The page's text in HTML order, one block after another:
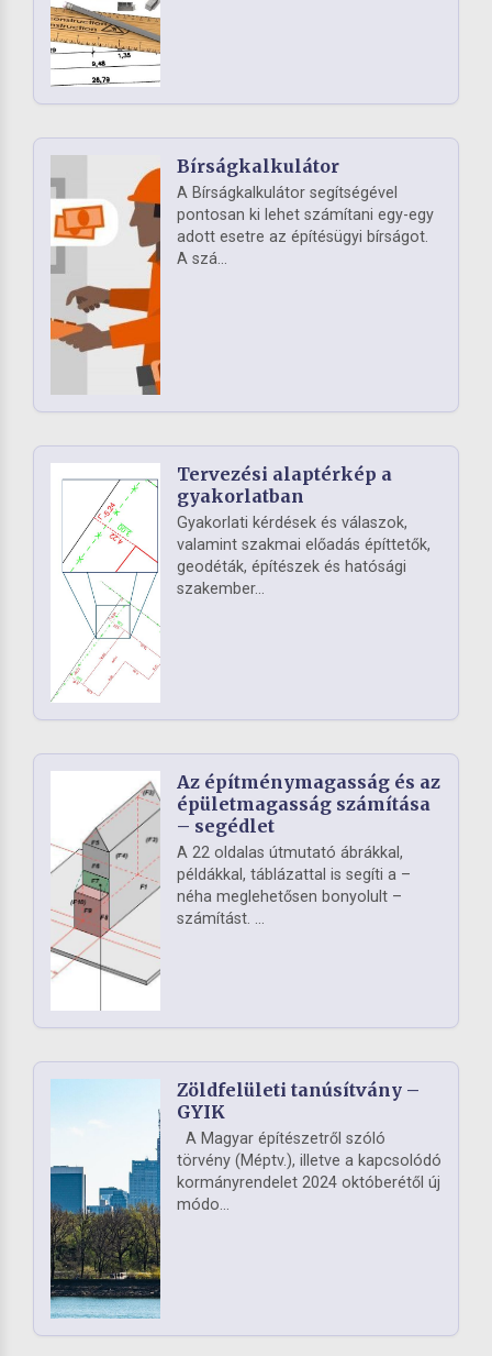
Bírságkalkulátor
A Bírságkalkulátor segítségével
pontosan ki lehet számítani egy-egy
adott esetre az építésügyi bírságot.
A szá...
Tervezési alaptérkép a
gyakorlatban
Gyakorlati kérdések és válaszok,
valamint szakmai előadás építtetők,
geodéták, építészek és hatósági
szakember...
Az építménymagasság és az
épületmagasság számítása
– segédlet
A 22 oldalas útmutató ábrákkal,
példákkal, táblázattal is segíti a –
néha meglehetősen bonyolult –
számítást. ...
Zöldfelületi tanúsítvány –
GYIK
A Magyar építészetről szóló
törvény (Méptv.), illetve a kapcsolódó
kormányrendelet 2024 októberétől új
módo...